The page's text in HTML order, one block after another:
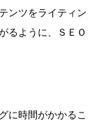
ンツをライティン
るように、ＳＥＯ
に時間がかかるこ